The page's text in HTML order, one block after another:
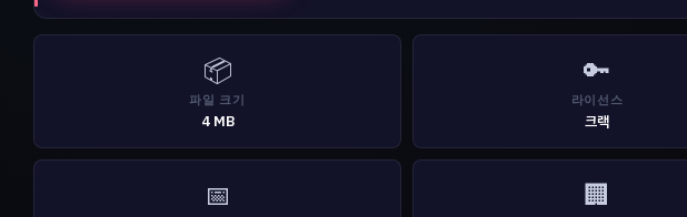
📦
파일 크기
4 MB
🔑
라이선스
크랙
📅 🏢